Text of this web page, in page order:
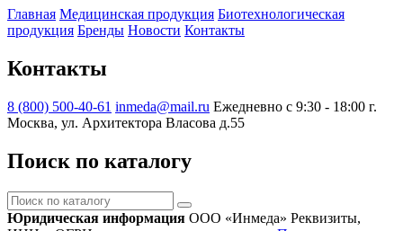
Главная Медицинская продукция Биотехнологическая
продукция Бренды Новости Контакты
Контакты
8 (800) 500-40-61 inmeda@mail.ru Ежедневно с 9:30 - 18:00 г.
Москва, ул. Архитектора Власова д.55
Поиск по каталогу
Поиск
по
Юридическая информация ООО «Инмеда» Реквизиты,